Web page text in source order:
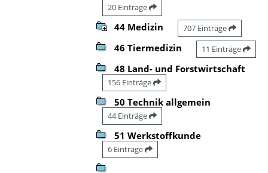
20 Einträge
44 Medizin 707 Einträge
46 Tiermedizin 11 Einträge
48 Land- und Forstwirtschaft
156 Einträge
50 Technik allgemein
44 Einträge
51 Werkstoffkunde
6 Einträge